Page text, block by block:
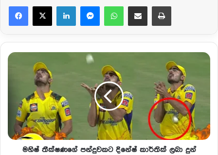
මහිෂ් තීක්ෂණගේ පන්දුවකට දිනේෂ් කාර්තික් ලබා දුන්